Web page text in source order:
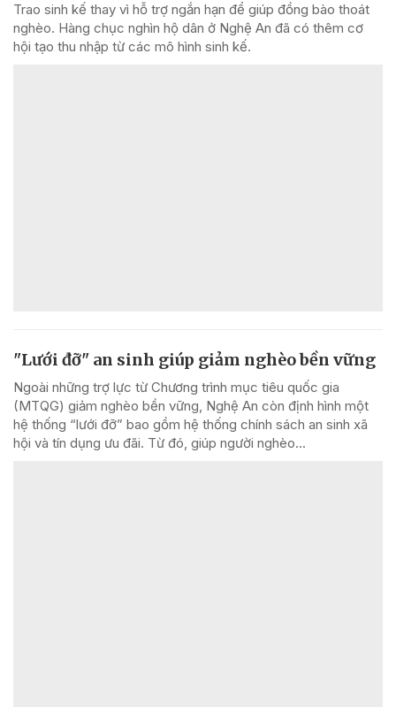
Trao sinh kế thay vì hỗ trợ ngắn hạn để giúp đồng bào thoát
nghèo. Hàng chục nghìn hộ dân ở Nghệ An đã có thêm cơ
hội tạo thu nhập từ các mô hình sinh kế.
"Lưới đỡ" an sinh giúp giảm nghèo bền vững
Ngoài những trợ lực từ Chương trình mục tiêu quốc gia
(MTQG) giảm nghèo bền vững, Nghệ An còn định hình một
hệ thống “lưới đỡ” bao gồm hệ thống chính sách an sinh xã
hội và tín dụng ưu đãi. Từ đó, giúp người nghèo...